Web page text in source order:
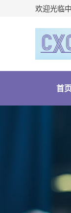
欢迎光临
首